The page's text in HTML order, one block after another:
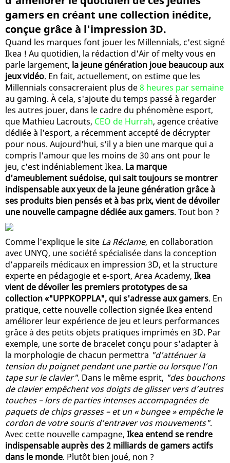
gamers en créant une collection inédite,
conçue grâce à l'impression 3D.
Quand les marques font jouer les Millennials, c'est signé
Ikea ! Au quotidien, la rédaction d'Air of melty vous en
parle largement, la jeune génération joue beaucoup aux
jeux vidéo. En fait, actuellement, on estime que les
Millennials consacreraient plus de 8 heures par semaine
au gaming. À cela, s'ajoute du temps passé à regarder
les autres jouer, dans le cadre du phénomène esport,
que Mathieu Lacrouts, CEO de Hurrah, agence créative
dédiée à l'esport, a récemment accepté de décrypter
pour nous. Aujourd'hui, s'il y a bien une marque qui a
compris l'amour que les moins de 30 ans ont pour le
jeu, c'est indéniablement Ikea. La marque
d'ameublement suédoise, qui sait toujours se montrer
indispensable aux yeux de la jeune génération grâce à
ses produits bien pensés et à bas prix, vient de dévoiler
une nouvelle campagne dédiée aux gamers. Tout bon ?
Comme l'explique le site La Réclame, en collaboration
avec UNYQ, une société spécialisée dans la conception
d’appareils médicaux en impression 3D, et la structure
experte en pédagogie et e-sport, Area Academy, Ikea
vient de dévoiler les premiers prototypes de sa
collection «"UPPKOPPLA", qui s'adresse aux gamers. En
pratique, cette nouvelle collection signée Ikea entend
améliorer leur expérience de jeu et leurs performances
grâce à des petits objets pratiques imprimés en 3D. Par
exemple, une sorte de bracelet conçu pour s'adapter à
la morphologie de chacun permettra "d'atténuer la
tension du poignet pendant une partie ou lorsque l’on
tape sur le clavier". Dans le même esprit, "des bouchons
de clavier empêchent vos doigts de glisser vers d’autres
touches – lors de parties intenses accompagnées de
paquets de chips grasses – et un « bungee » empêche le
cordon de votre souris d’entraver vos mouvements".
Avec cette nouvelle campagne, Ikea entend se rendre
indispensable auprès des 2 milliards de gamers actifs
dans le monde. Plutôt bien joué, non ?